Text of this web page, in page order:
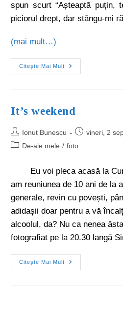
spun scurt “Așteaptă puțin,
piciorul drept, dar stângu-mi
(mai mult…)
Citește Mai Mult
It’s weekend
Ionut Bunescu
vineri, 2
De-ale mele / foto
Eu voi pleca acasă la
am reuniunea de 10 ani de la
generale, revin cu povești,
adidașii doar pentru a vă
alcoolul, da? Nu ca nenea
fotografiat pe la 20.30 langă
Citește Mai Mult